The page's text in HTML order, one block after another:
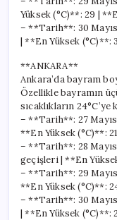
Yüksek (°C)**: 29 |
– **Tarih**: 30
| **En Yüksek (°C)**:
**ANKARA**
Ankara’da bayram
Özellikle bayramın
sıcaklıkların
– **Tarih**: 27
**En Yüksek (°C)**:
– **Tarih**: 28
geçişleri | **En
– **Tarih**: 29 Mayıs
**En Yüksek (°C)**:
– **Tarih**: 30
| **En Yüksek (°C)**: